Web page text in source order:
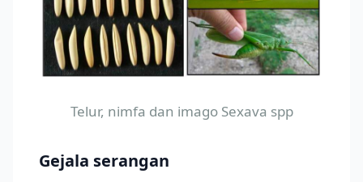
Telur, nimfa dan imago Sexava spp
Gejala serangan